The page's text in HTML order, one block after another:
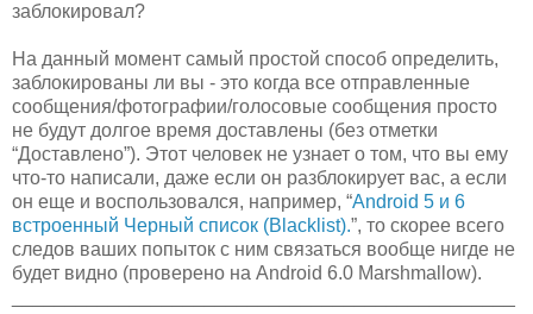
заблокировал?
На данный момент самый простой способ определить,
заблокированы ли вы - это когда все отправленные
сообщения/фотографии/голосовые сообщения просто
не будут долгое время доставлены (без отметки
“Доставлено”). Этот человек не узнает о том, что вы ему
что-то написали, даже если он разблокирует вас, а если
он еще и воспользовался, например, “Android 5 и 6
встроенный Черный список (Blacklist).”, то скорее всего
следов ваших попыток с ним связаться вообще нигде не
будет видно (проверено на Android 6.0 Marshmallow).